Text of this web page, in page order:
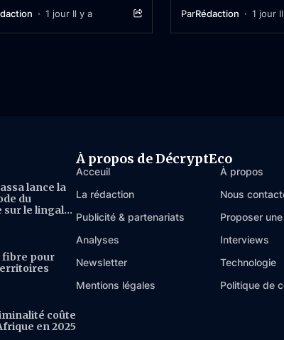
1 jour Il y a
l’OCC et de la
ParRédaction 1 jour
lance la
du
sur le lingala
fibre pour
coûte
en 2025
À propos de DécryptEco
Acceuil
À propos
La rédaction
Nous
Publicité & partenariats
Proposer
Analyses
Interviews
Newsletter
Technologie
Mentions légales
Politique de